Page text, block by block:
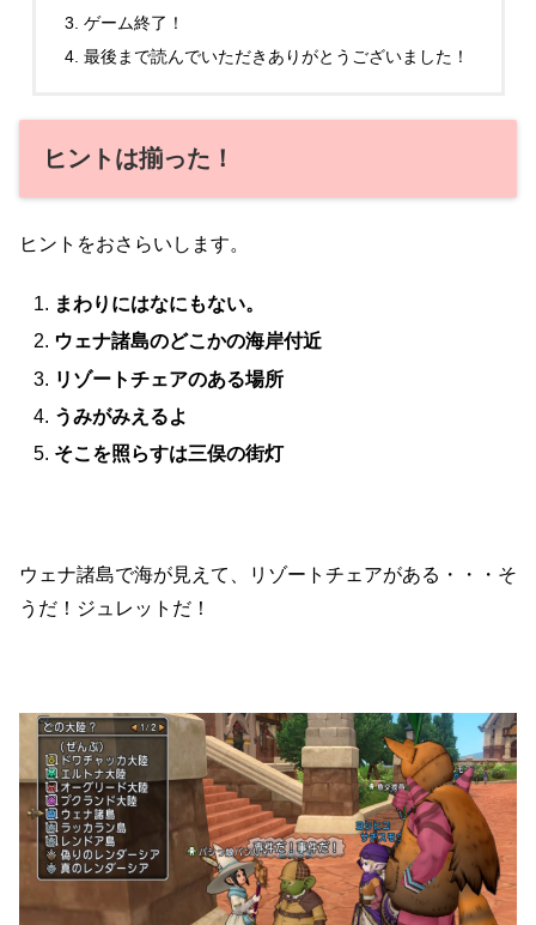
ゲーム終了！
最後まで読んでいただきありがとうございました！
ヒントは揃った！
ヒントをおさらいします。
まわりにはなにもない。
ウェナ諸島のどこかの海岸付近
リゾートチェアのある場所
うみがみえるよ
そこを照らすは三俣の街灯
ウェナ諸島で海が見えて、リゾートチェアがある・・・そ
うだ！ジュレットだ！